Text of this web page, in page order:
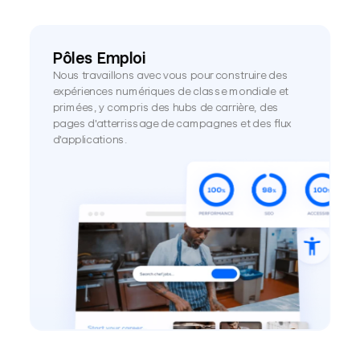
Pôles Emploi
Nous travaillons avec vous pour construire des
expériences numériques de classe mondiale et
primées, y compris des hubs de carrière, des
pages d'atterrissage de campagnes et des flux
d'applications.